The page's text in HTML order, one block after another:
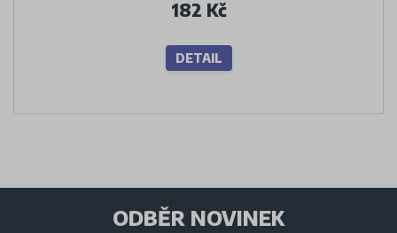
182 Kč
DETAIL
ODBĚR NOVINEK